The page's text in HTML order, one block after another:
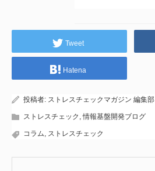
Tweet
Hatena
投稿者: ストレスチェックマガジン 編集部
ストレスチェック ,情報基盤開発ブログ
コラム, ストレスチェック